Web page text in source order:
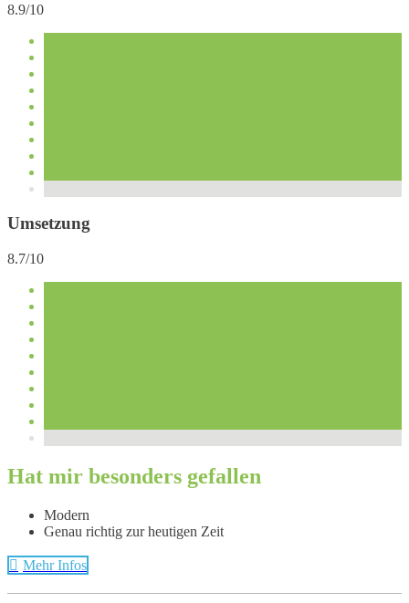
8.9/10
Umsetzung
8.7/10
Hat mir besonders gefallen
Modern
Genau richtig zur heutigen Zeit
Mehr Infos